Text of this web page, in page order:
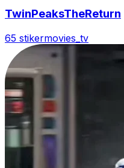
TwinPeaksTheReturn
65 stikermovies_tv